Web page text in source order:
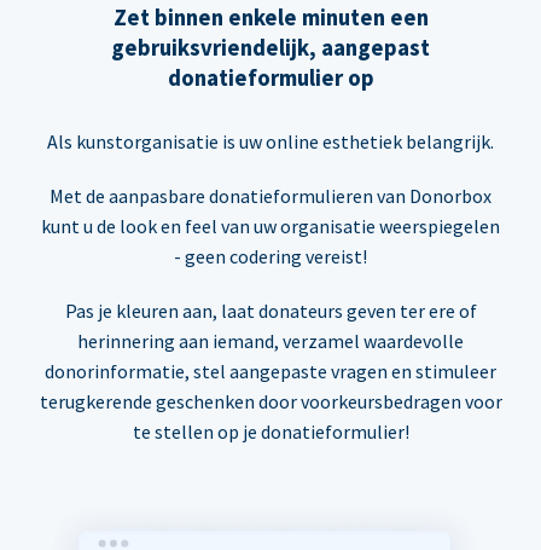
Zet binnen enkele minuten een
gebruiksvriendelijk, aangepast
donatieformulier op
Als kunstorganisatie is uw online esthetiek belangrijk.
Met de aanpasbare donatieformulieren van Donorbox
kunt u de look en feel van uw organisatie weerspiegelen
- geen codering vereist!
Pas je kleuren aan, laat donateurs geven ter ere of
herinnering aan iemand, verzamel waardevolle
donorinformatie, stel aangepaste vragen en stimuleer
terugkerende geschenken door voorkeursbedragen voor
te stellen op je donatieformulier!